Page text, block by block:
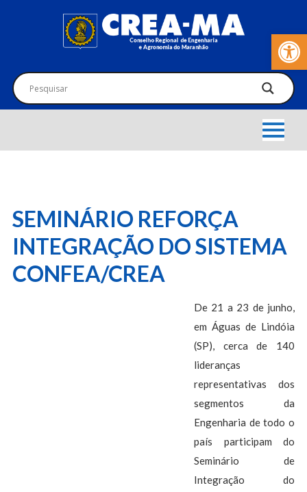
Barra de
SEMINÁRIO REFORÇA
INTEGRAÇÃO DO SISTEMA
CONFEA/CREA
De 21 a 23 de junho,
em Águas de Lindóia
(SP), cerca de 140
lideranças
representativas dos
segmentos da
Engenharia de todo o
país participam do
Seminário de
Integração do